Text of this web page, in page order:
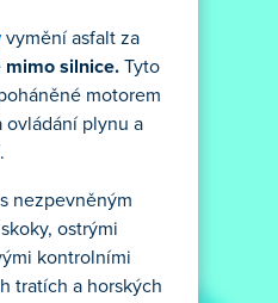
vymění asfalt za
mimo silnice. Tyto
motorem
ovládání plynu a
nezpevněným
ostrými
kontrolními
tratích a horských